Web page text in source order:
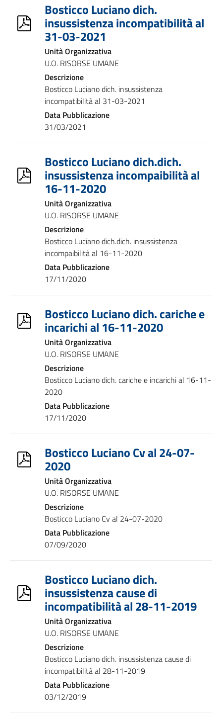
Bosticco Luciano dich.
insussistenza incompatibilità al
31-03-2021
Unità Organizzativa
U.O. RISORSE UMANE
Descrizione
Bosticco Luciano dich. insussistenza
incompatibilità al 31-03-2021
Data Pubblicazione
31/03/2021
Bosticco Luciano dich.dich.
insussistenza incompaibilità al
16-11-2020
Unità Organizzativa
U.O. RISORSE UMANE
Descrizione
Bosticco Luciano dich.dich. insussistenza
incompaibilità al 16-11-2020
Data Pubblicazione
17/11/2020
Bosticco Luciano dich. cariche e
incarichi al 16-11-2020
Unità Organizzativa
U.O. RISORSE UMANE
Descrizione
Bosticco Luciano dich. cariche e incarichi al 16-11-
2020
Data Pubblicazione
17/11/2020
Bosticco Luciano Cv al 24-07-
2020
Unità Organizzativa
U.O. RISORSE UMANE
Descrizione
Bosticco Luciano Cv al 24-07-2020
Data Pubblicazione
07/09/2020
Bosticco Luciano dich.
insussistenza cause di
incompatibilità al 28-11-2019
Unità Organizzativa
U.O. RISORSE UMANE
Descrizione
Bosticco Luciano dich. insussistenza cause di
incompatibilità al 28-11-2019
Data Pubblicazione
03/12/2019